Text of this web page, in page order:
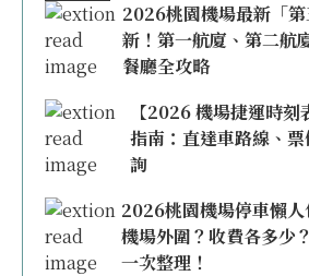
2026桃園機場最新「
新！第一航廈、第二航
餐廳全攻略
【2026 機場捷運時
指南：直達車路線、
詢
2026桃園機場停車懶
機場外圍？收費各多少
一次整理！